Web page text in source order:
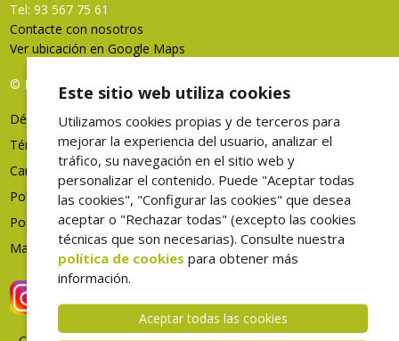
Tel: 93 567 75 61
Contacte con nosotros
Ver ubicación en Google Maps
© FHES, todos los derechos reservados
Déjenos su opinión
Términos de uso
Canal denuncias
Política de privacidad
Política de cookies
Mapa web
Este sitio web utiliza cookies
Utilizamos cookies propias y de terceros para
mejorar la experiencia del usuario, analizar el
tráfico, su navegación en el sitio web y
personalizar el contenido. Puede "Aceptar todas
las cookies", "Configurar las cookies" que desea
aceptar o "Rechazar todas" (excepto las cookies
técnicas que son necesarias). Consulte nuestra
política de cookies para obtener más
información.
Aceptar todas las cookies